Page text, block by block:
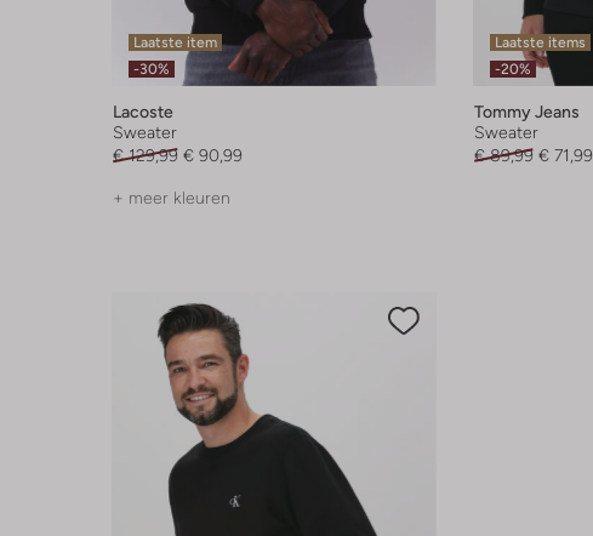
Laatste item
-30%
Lacoste
Sweater
€ 129,99 € 90,99
+ meer kleuren
Laatste items
-20%
Tommy Jeans
Sweater
€ 89,99 € 71,99